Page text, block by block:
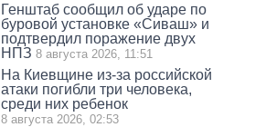
Генштаб сообщил об ударе по
буровой установке «Сиваш» и
подтвердил поражение двух
НПЗ 8 августа 2026, 11:51
На Киевщине из-за российской
атаки погибли три человека,
среди них ребенок
8 августа 2026, 02:53